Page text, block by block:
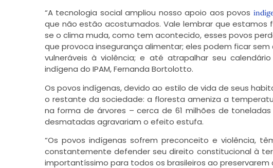
“A tecnologia social ampliou nosso apoio aos povos
que não estão acostumados. Vale lembrar que
se o clima muda, como tem acontecido, esses povos
que provoca insegurança alimentar; eles podem ficar
vulneráveis à violência; e até atrapalhar seu
indígena do IPAM, Fernanda Bortolotto.
Os povos indígenas, devido ao estilo de vida de seus
o restante da sociedade: a floresta ameniza a
na forma de árvores – cerca de 61 milhões de toneladas
desmatadas agravariam o efeito estufa.
“Os povos indígenas sofrem preconceito e violência,
constantemente defender seu direito constitucional à
importantíssimo para todos os brasileiros ao preservarem